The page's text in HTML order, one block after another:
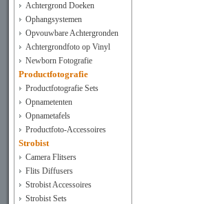
Achtergrond Doeken
Ophangsystemen
Opvouwbare Achtergronden
Achtergrondfoto op Vinyl
Newborn Fotografie
Productfotografie
Productfotografie Sets
Opnametenten
Opnametafels
Productfoto-Accessoires
Strobist
Camera Flitsers
Flits Diffusers
Strobist Accessoires
Strobist Sets